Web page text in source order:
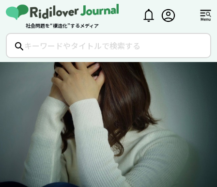
社会問題を“構造化”するメディア